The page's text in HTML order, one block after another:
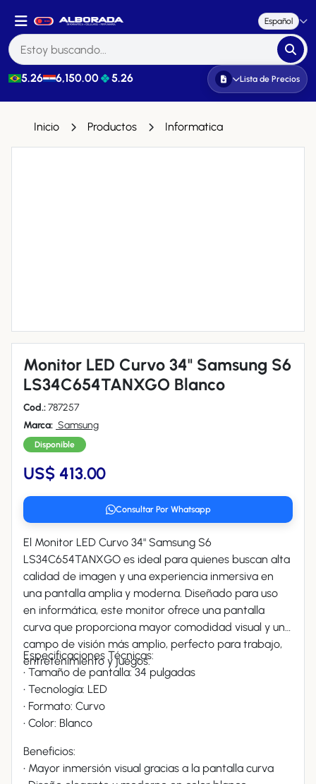
Español
5.26 6,150.00 5.26 Lista de Precios
Inicio Productos Informatica
Monitor LED Curvo 34" Samsung S6
LS34C654TANXGO Blanco
Cod.:787257
Marca: Samsung
Disponible
US$ 413.00
Consultar Por Whatsapp
El Monitor LED Curvo 34" Samsung S6
LS34C654TANXGO es ideal para quienes buscan alta
calidad de imagen y una experiencia inmersiva en
una pantalla amplia y moderna. Diseñado para uso
en informática, este monitor ofrece una pantalla
curva que proporciona mayor comodidad visual y un
campo de visión más amplio, perfecto para trabajo,
entretenimiento y juegos.
Especificaciones Técnicas:
• Tamaño de pantalla: 34 pulgadas
• Tecnología: LED
• Formato: Curvo
• Color: Blanco
Beneficios:
• Mayor inmersión visual gracias a la pantalla curva